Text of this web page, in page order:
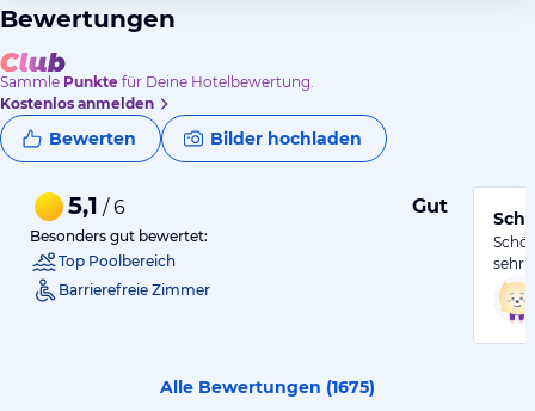
Bewertungen
Sammle Punkte für Deine Hotelbewertung.
Kostenlos anmelden
Bewerten Bilder hochladen
5,1 / 6 Gut
Besonders gut bewertet:
Top Poolbereich
Barrierefreie Zimmer
sehr
Alle Bewertungen (1675)